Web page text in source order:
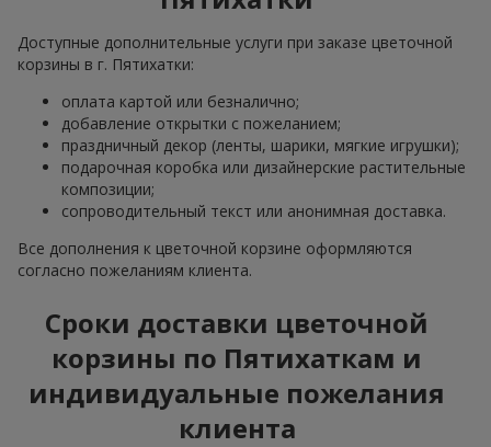
Доступные дополнительные услуги при заказе цветочной
корзины в г. Пятихатки:
оплата картой или безналично;
добавление открытки с пожеланием;
праздничный декор (ленты, шарики, мягкие игрушки);
подарочная коробка или дизайнерские растительные
композиции;
сопроводительный текст или анонимная доставка.
Все дополнения к цветочной корзине оформляются
согласно пожеланиям клиента.
Сроки доставки цветочной
корзины по Пятихаткам и
индивидуальные пожелания
клиента